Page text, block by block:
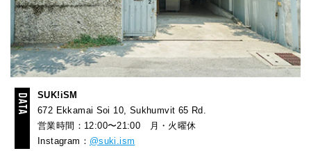
SUK!iSM
672 Ekkamai Soi 10, Sukhumvit 65 Rd.
営業時間：12:00〜21:00 月・火曜休
Instagram： @suki.ism